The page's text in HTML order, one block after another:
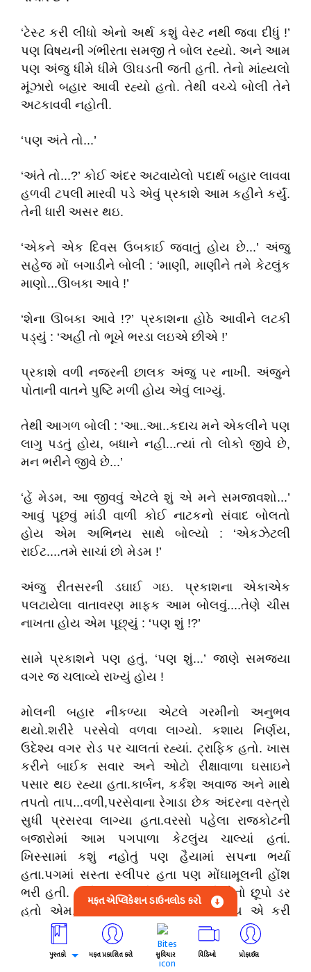
‘ટેસ્ટ કરી લીધો એનો અર્થ કશું વેસ્ટ નથી જવા દીધું !’
પણ વિષયની ગંભીરતા સમજી તે બોલ રહ્યો. અને આમ
પણ અંજુ ધીમે ધીમે ઊઘડતી જતી હતી. તેનો માંહ્યલો
મૂંઝારો બહાર આવી રહ્યો હતો. તેથી વચ્ચે બોલી તેને
અટકાવવી નહોતી.
‘પણ અંતે તો...’
‘અંતે તો...?’ કોઈ અંદર અટવાયેલો પદાર્થ બહાર લાવવા
હળવી ટપલી મારવી પડે એવું પ્રકાશે આમ કહીને કર્યું.
તેની ધારી અસર થઇ.
‘એકને એક દિવસ ઉબકાઈ જવાતું હોય છે...’ અંજુ
સહેજ મોં બગાડીને બોલી : ‘માણી, માણીને તમે કેટલુંક
માણો...ઊબકા આવે !’
‘શેના ઊબકા આવે !?’ પ્રકાશના હોઠે આવીને લટકી
પડ્યું : ‘અહીં તો ભૂખે ભરડા લઇએ છીએ !’
પ્રકાશે વળી નજરની છાલક અંજુ પર નાખી. અંજુને
પોતાની વાતને પુષ્ટિ મળી હોય એવું લાગ્યું.
તેથી આગળ બોલી : ‘આ..આ..કદાચ મને એકલીને પણ
લાગુ પડતું હોય, બધાને નહી...ત્યાં તો લોકો જીવે છે,
મન ભરીને જીવે છે...’
‘હેં મેડમ, આ જીવવું એટલે શું એ મને સમજાવશો...’
આવું પૂછવું માંડી વાળી કોઈ નાટકનો સંવાદ બોલતો
હોય એમ અભિનય સાથે બોલ્યો : ‘એકઝેટલી
રાઈટ....તમે સાચાં છો મેડમ !’
અંજુ રીતસરની ડઘાઈ ગઇ. પ્રકાશના એકાએક
પલટાયેલા વાતાવરણ માફક આમ બોલવું....તેણે ચીસ
નાખતા હોય એમ પૂછ્યું : ‘પણ શું !?’
સામે પ્રકાશને પણ હતું, ‘પણ શું...’ જાણે સમજ્યા
વગર જ ચલાવ્યે રાખ્યું હોય !
મોલની બહાર નીકળ્યા એટલે ગરમીનો અનુભવ
થયો.શરીરે પરસેવો વળવા લાગ્યો. કશાય નિર્ણય,
ઉદેશ્ય વગર રોડ પર ચાલતાં રહ્યાં. ટ્રાફિક હતો. ખાસ
કરીને બાઈક સવાર અને ઓટો રીક્ષાવાળા ઘસાઇને
પસાર થઇ રહ્યા હતા.કાર્બન, કર્કશ અવાજ અને માથે
તપતો તાપ...વળી,પરસેવાના રેગાડા છેક અંદરના વસ્ત્રો
સુધી પ્રસરવા લાગ્યા હતા.વરસો પહેલા રાજકોટની
બજારોમાં આમ પગપાળા કેટલુંય ચાલ્યાં હતાં.
ખિસ્સામાં કશું નહોતું પણ હૈયામાં સપના ભર્યા
હતા.પગમાં સસ્તા સ્લીપર હતા પણ મોંઘામૂલની હોંશ
ભરી હતી. સાથે ચાલતા કોઈ ભાળી જશે તેનો છૂપો ડર
હતો એમ, જે ને જે કહેવું – કરવું હોય એ કરી
લે...કોઈને ડર નથી આમને...એવો યુવાનીનો જુસ્સો
હતો. જોવા બેસે તો આજ જેવું કશું નહોતું...છતાંય
આખું આકાશ મારી પાંખમાં એમ બધું જ હોય એવો
મફત એપ્લિકેશન ડાઉનલોડ કરો
પુસ્તકો મફત પ્રકાશિત કરો સુવિચાર વિડિઓ પ્રોફાઈલ